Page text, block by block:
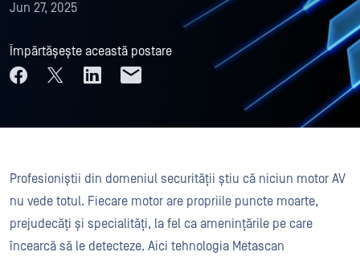
Jun 27, 2025
Împărtășește această postare
Profesioniștii din domeniul securității știu că niciun motor AV
nu vede totul. Fiecare motor are propriile puncte moarte,
prejudecăți și specialități, la fel ca amenințările pe care
încearcă să le detecteze. Aici tehnologia Metascan